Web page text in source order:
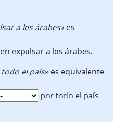
a los árabes»es
expulsar a los árabes.
el país» es equivalente
por todo el país.